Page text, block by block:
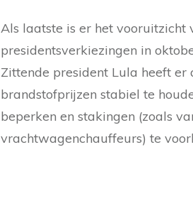
Als laatste is er het vooruitzicht
presidentsverkiezingen in
Zittende president Lula heeft er
brandstofprijzen stabiel te
beperken en stakingen (zoals
vrachtwagenchauffeurs) te